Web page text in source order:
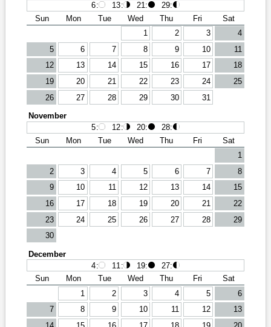
6: 13: 21: 29:
Sun
Mon Tue Wed Thu Fri
Sat
1
2 3
4
5
6 7 8 9 10
11
12
13 14 15 16 17
18
19
20 21 22 23 24
25
26
27 28 29 30 31
November
5: 12: 20: 28:
Sun
Mon Tue Wed Thu Fri
Sat
1
2
3 4 5 6 7
8
9
10 11 12 13 14
15
16
17 18 19 20 21
22
23
24 25 26 27 28
29
30
December
4: 11 : 19: 27:
Sun
Mon Tue Wed Thu Fri
Sat
1
2 3 4 5
6
7
8 9 10 11 12
13